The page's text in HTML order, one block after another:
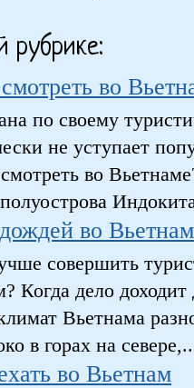
рубрике:
во
по своему
не уступает
во
во
совершить
Когда дело
Вьетнама
в горах на
во Вьетнам